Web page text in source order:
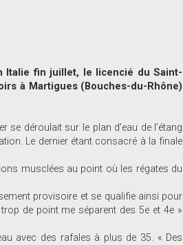
Italie fin juillet, le licencié du Saint-
à Martigues (Bouches-du-Rhône)
se déroulait sur le plan d’eau de l’étang
Le dernier étant consacré à la finale
musclées au point où les régates du
provisoire et se qualifie ainsi pour
de point me séparent des 5e et 4e »
avec des rafales à plus de 35. « Des